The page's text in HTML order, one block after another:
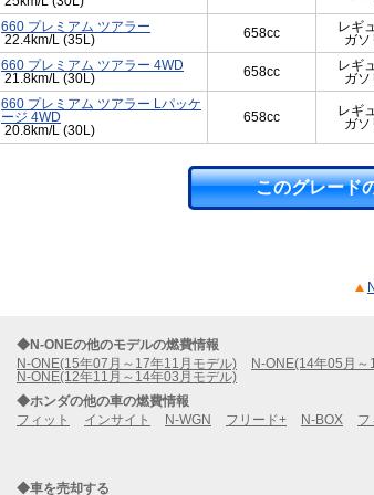
660 プレミアム ツアラー
22.4km/L (35L)
658cc
レギ
ガソ
660 プレミアム ツアラー 4WD
21.8km/L (30L)
658cc
レギ
ガソ
660 プレミアム ツアラー Lパッケ
ージ 4WD
20.8km/L (30L)
658cc
レギ
ガソ
このグレード
◆N-ONEの他のモデルの燃費情報
N-ONE(15年07月～17年11月モデル)
N-ONE(14年05月
N-ONE(12年11月～14年03月モデル)
◆ホンダの他の車の燃費情報
フィット
インサイト N-WGN フリード+ N-BOX フ
◆車を売却する